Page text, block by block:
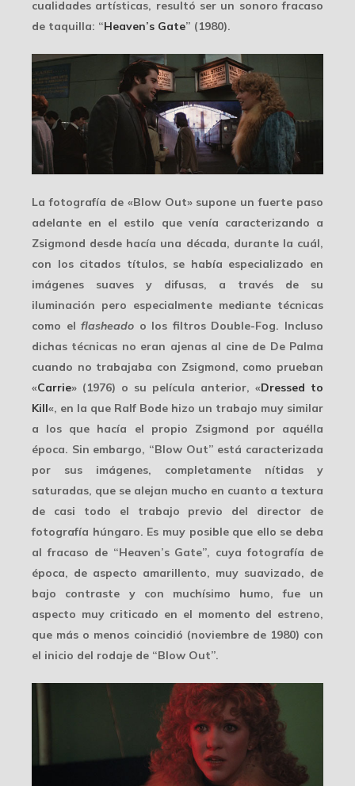
cualidades artísticas, resultó ser un sonoro fracaso
de taquilla: “Heaven’s Gate” (1980).
La fotografía de «Blow Out» supone unfuerte paso
adelante en el estilo que venía caracterizando a
Zsigmond desde hacía una década, durante la cuál,
con los citados títulos, se había especializado en
imágenes suaves y difusas, a través de su
iluminación pero especialmente mediante técnicas
como elflasheado o los filtros Double-Fog. Incluso
dichas técnicas no eran ajenas al cine de De Palma
cuando no trabajaba con Zsigmond, como prueban
«Carrie» (1976) o su película anterior, «Dressed to
Kill«, en la que Ralf Bode hizo un trabajo muy similar
a los que hacía el propio Zsigmond por aquélla
época. Sin embargo, “Blow Out” está caracterizada
por sus imágenes, completamente nítidas y
saturadas, que se alejan mucho en cuanto a textura
de casi todo el trabajo previo del director de
fotografía húngaro. Es muy posible que ello se deba
al fracaso de “Heaven’s Gate”, cuyafotografía de
época, de aspecto amarillento, muy suavizado, de
bajo contraste y con muchísimo humo, fue un
aspecto muy criticado en el momento del estreno,
que más o menos coincidió (noviembre de 1980) con
el inicio del rodaje de “Blow Out”.